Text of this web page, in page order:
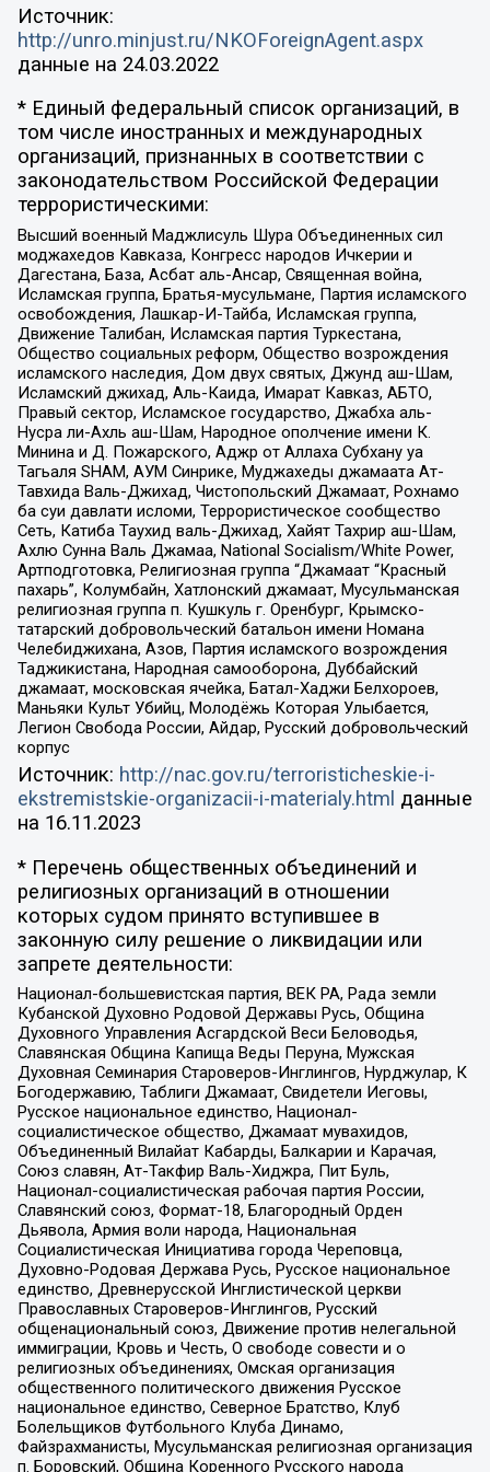
Источник:
http://unro.minjust.ru/NKOForeignAgent.aspx
данные на 24.03.2022
* Единый федеральный список организаций, в
том числе иностранных и международных
организаций, признанных в соответствии с
законодательством Российской Федерации
террористическими:
Высший военный Маджлисуль Шура Объединенных сил
моджахедов Кавказа, Конгресс народов Ичкерии и
Дагестана, База, Асбат аль-Ансар, Священная война,
Исламская группа, Братья-мусульмане, Партия исламского
освобождения, Лашкар-И-Тайба, Исламская группа,
Движение Талибан, Исламская партия Туркестана,
Общество социальных реформ, Общество возрождения
исламского наследия, Дом двух святых, Джунд аш-Шам,
Исламский джихад, Аль-Каида, Имарат Кавказ, АБТО,
Правый сектор, Исламское государство, Джабха аль-
Нусра ли-Ахль аш-Шам, Народное ополчение имени К.
Минина и Д. Пожарского, Аджр от Аллаха Субхану уа
Тагьаля SHAM, АУМ Синрике, Муджахеды джамаата Ат-
Тавхида Валь-Джихад, Чистопольский Джамаат, Рохнамо
ба суи давлати исломи, Террористическое сообщество
Сеть, Катиба Таухид валь-Джихад, Хайят Тахрир аш-Шам,
Ахлю Сунна Валь Джамаа, National Socialism/White Power,
Артподготовка, Религиозная группа “Джамаат “Красный
пахарь”, Колумбайн, Хатлонский джамаат, Мусульманская
религиозная группа п. Кушкуль г. Оренбург, Крымско-
татарский добровольческий батальон имени Номана
Челебиджихана, Азов, Партия исламского возрождения
Таджикистана, Народная самооборона, Дуббайский
джамаат, московская ячейка, Батал-Хаджи Белхороев,
Маньяки Культ Убийц, Молодёжь Которая Улыбается,
Легион Свобода России, Айдар, Русский добровольческий
корпус
Источник: http://nac.gov.ru/terroristicheskie-i-
ekstremistskie-organizacii-i-materialy.html данные
на 16.11.2023
* Перечень общественных объединений и
религиозных организаций в отношении
которых судом принято вступившее в
законную силу решение о ликвидации или
запрете деятельности:
Национал-большевистская партия, ВЕК РА, Рада земли
Кубанской Духовно Родовой Державы Русь, Община
Духовного Управления Асгардской Веси Беловодья,
Славянская Община Капища Веды Перуна, Мужская
Духовная Семинария Староверов-Инглингов, Нурджулар, К
Богодержавию, Таблиги Джамаат, Свидетели Иеговы,
Русское национальное единство, Национал-
социалистическое общество, Джамаат мувахидов,
Объединенный Вилайат Кабарды, Балкарии и Карачая,
Союз славян, Ат-Такфир Валь-Хиджра, Пит Буль,
Национал-социалистическая рабочая партия России,
Славянский союз, Формат-18, Благородный Орден
Дьявола, Армия воли народа, Национальная
Социалистическая Инициатива города Череповца,
Духовно-Родовая Держава Русь, Русское национальное
единство, Древнерусской Инглистической церкви
Православных Староверов-Инглингов, Русский
общенациональный союз, Движение против нелегальной
иммиграции, Кровь и Честь, О свободе совести и о
религиозных объединениях, Омская организация
общественного политического движения Русское
национальное единство, Северное Братство, Клуб
Болельщиков Футбольного Клуба Динамо,
Файзрахманисты, Мусульманская религиозная организация
п. Боровский, Община Коренного Русского народа